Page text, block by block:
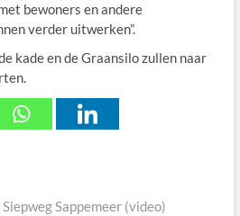
bewoners en andere
verder uitwerken”.
kade en de Graansilo zullen naar
Sappemeer (video)